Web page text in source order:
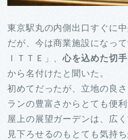
東京駅丸の内側出口すぐに
だが、今は商業施設になっ
ＩＴＴＥ」、心を込めた切手
から名付けたと聞いた。
初めてだったが、立地の良
ランの豊富さからとても便
屋上の展望ガーデンは、広
見下ろせるのもとても気持